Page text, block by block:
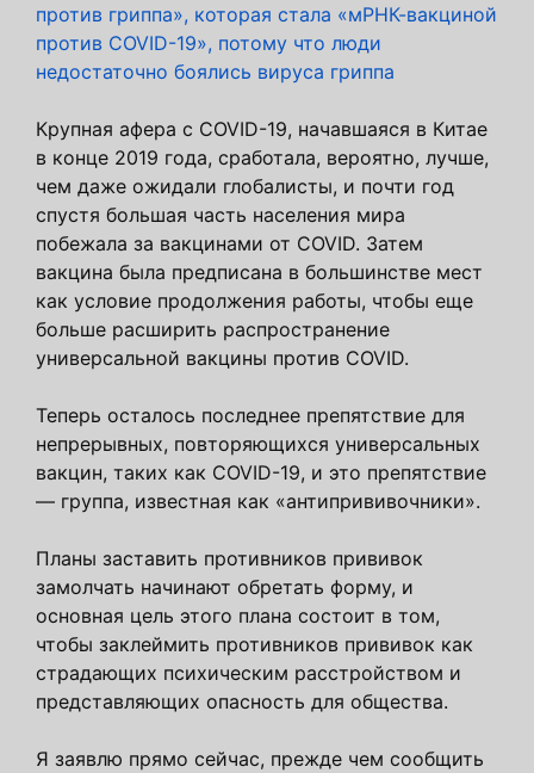
против гриппа», которая стала «мРНК-вакциной
против COVID-19», потому что люди
недостаточно боялись вируса гриппа
Крупная афера с COVID-19, начавшаяся в Китае
в конце 2019 года, сработала, вероятно, лучше,
чем даже ожидали глобалисты, и почти год
спустя большая часть населения мира
побежала за вакцинами от COVID. Затем
вакцина была предписана в большинстве мест
как условие продолжения работы, чтобы еще
больше расширить распространение
универсальной вакцины против COVID.
Теперь осталось последнее препятствие для
непрерывных, повторяющихся универсальных
вакцин, таких как COVID-19, и это препятствие
— группа, известная как «антипрививочники».
Планы заставить противников прививок
замолчать начинают обретать форму, и
основная цель этого плана состоит в том,
чтобы заклеймить противников прививок как
страдающих психическим расстройством и
представляющих опасность для общества.
Я заявлю прямо сейчас, прежде чем сообщить